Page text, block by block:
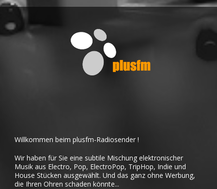
Willkommen beim plusfm-Radiosender !
Wir haben für Sie eine subtile Mischung elektronischer
Musik aus Electro, Pop, ElectroPop, TripHop, Indie und
House Stücken ausgewählt. Und das ganz ohne Werbung,
die Ihren Ohren schaden könnte...